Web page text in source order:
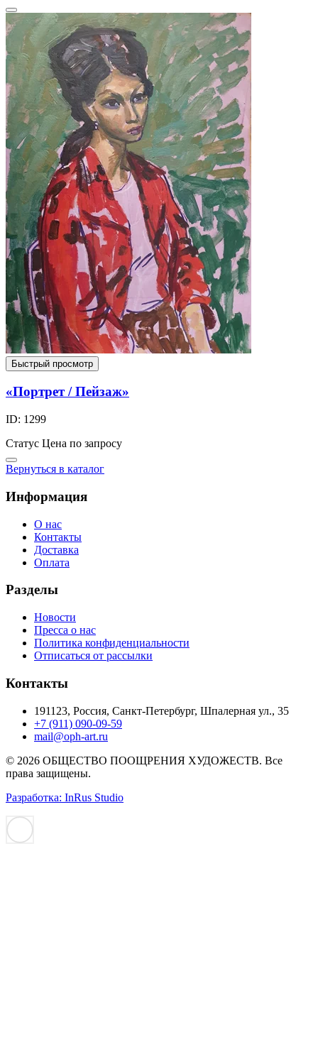
Быстрый просмотр
«Портрет / Пейзаж»
ID: 1299
Статус Цена по запросу
Вернуться в каталог
Информация
О нас
Контакты
Доставка
Оплата
Разделы
Новости
Пресса о нас
Политика конфиденциальности
Отписаться от рассылки
Контакты
191123, Россия, Санкт-Петербург, Шпалерная ул., 35
+7 (911) 090-09-59
mail@oph-art.ru
© 2026 ОБЩЕСТВО ПООЩРЕНИЯ ХУДОЖЕСТВ. Все
права защищены.
Разработка: InRus Studio